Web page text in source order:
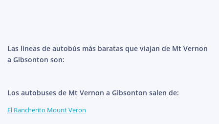
Las líneas de autobús más baratas que viajan de Mt Vernon
a Gibsonton son:
Los autobuses de Mt Vernon a Gibsonton salen de:
El Rancherito Mount Veron